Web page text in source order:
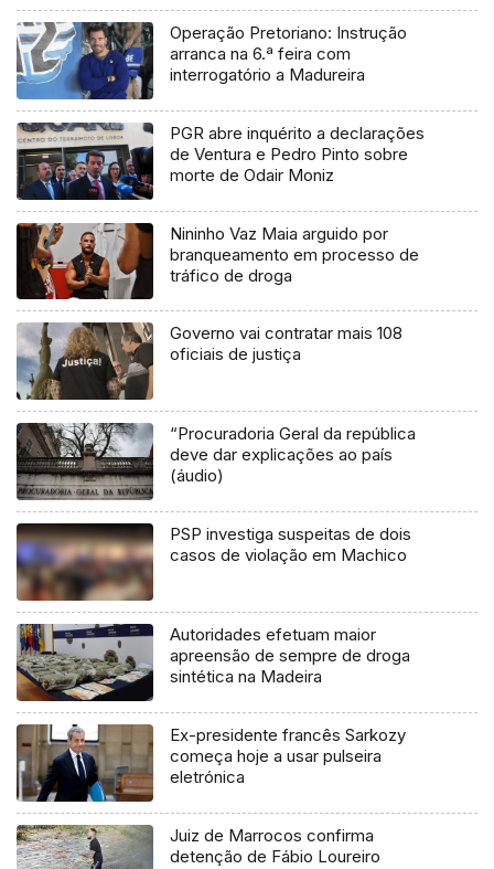
Operação Pretoriano: Instrução
arranca na 6.ª feira com
interrogatório a Madureira
PGR abre inquérito a declarações
de Ventura e Pedro Pinto sobre
morte de Odair Moniz
Nininho Vaz Maia arguido por
branqueamento em processo de
tráfico de droga
Governo vai contratar mais 108
oficiais de justiça
“Procuradoria Geral da república
deve dar explicações ao país
(áudio)
PSP investiga suspeitas de dois
casos de violação em Machico
Autoridades efetuam maior
apreensão de sempre de droga
sintética na Madeira
Ex-presidente francês Sarkozy
começa hoje a usar pulseira
eletrónica
Juiz de Marrocos confirma
detenção de Fábio Loureiro